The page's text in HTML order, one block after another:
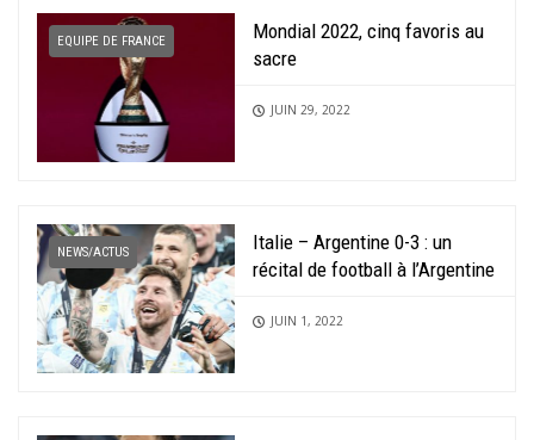
EQUIPE DE FRANCE
Mondial 2022, cinq favoris au
sacre
JUIN 29, 2022
NEWS/ACTUS
Italie – Argentine 0-3 : un
récital de football à l’Argentine
JUIN 1, 2022